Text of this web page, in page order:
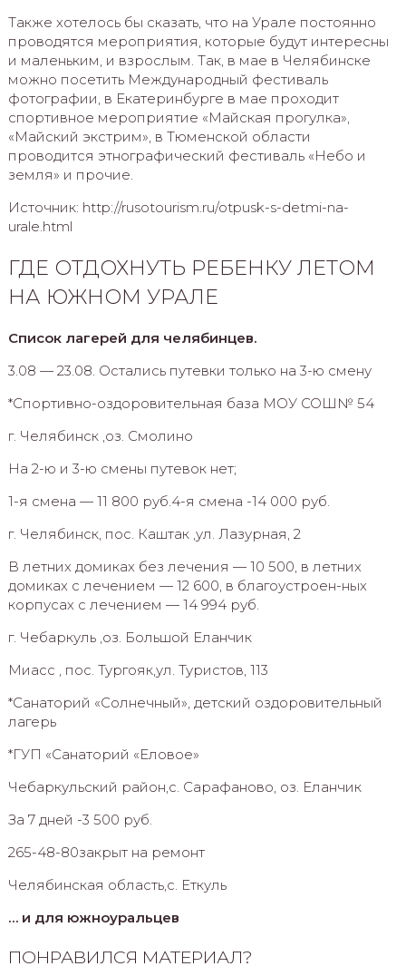
Также хотелось бы сказать, что на Урале постоянно
проводятся мероприятия, которые будут интересны
и маленьким, и взрослым. Так, в мае в Челябинске
можно посетить Международный фестиваль
фотографии, в Екатеринбурге в мае проходит
спортивное мероприятие «Майская прогулка»,
«Майский экстрим», в Тюменской области
проводится этнографический фестиваль «Небо и
земля» и прочие.
Источник: http://rusotourism.ru/otpusk-s-detmi-na-
urale.html
ГДЕ ОТДОХНУТЬ РЕБЕНКУ ЛЕТОМ
НА ЮЖНОМ УРАЛЕ
Список лагерей для челябинцев.
3.08 — 23.08. Остались путевки только на 3-ю смену
*Спортивно-оздоровительная база МОУ СОШ№ 54
г. Челябинск ,оз. Смолино
На 2-ю и 3-ю смены путевок нет;
1-я смена — 11 800 руб.4-я смена -14 000 руб.
г. Челябинск, пос. Каштак ,ул. Лазурная, 2
В летних домиках без лечения — 10 500, в летних
домиках с лечением — 12 600, в благоустроен-ных
корпусах с лечением — 14 994 руб.
г. Чебаркуль ,оз. Большой Еланчик
Миасс , пос. Тургояк,ул. Туристов, 113
*Санаторий «Солнечный», детский оздоровительный
лагерь
*ГУП «Санаторий «Еловое»
Чебаркульский район,с. Сарафаново, оз. Еланчик
За 7 дней -3 500 руб.
265-48-80закрыт на ремонт
Челябинская область,с. Еткуль
… и для южноуральцев
ПОНРАВИЛСЯ МАТЕРИАЛ?